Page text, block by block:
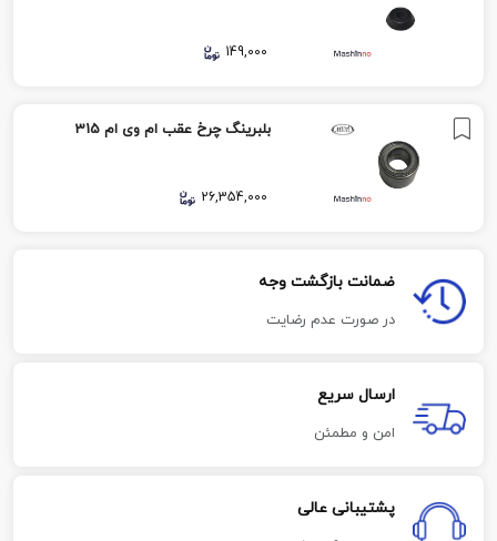
149,000
بلبرینگ چرخ عقب ام وی ام 315
26,354,000
ضمانت بازگشت وجه
در صورت عدم رضایت
ارسال سریع
امن و مطمئن
پشتیبانی عالی